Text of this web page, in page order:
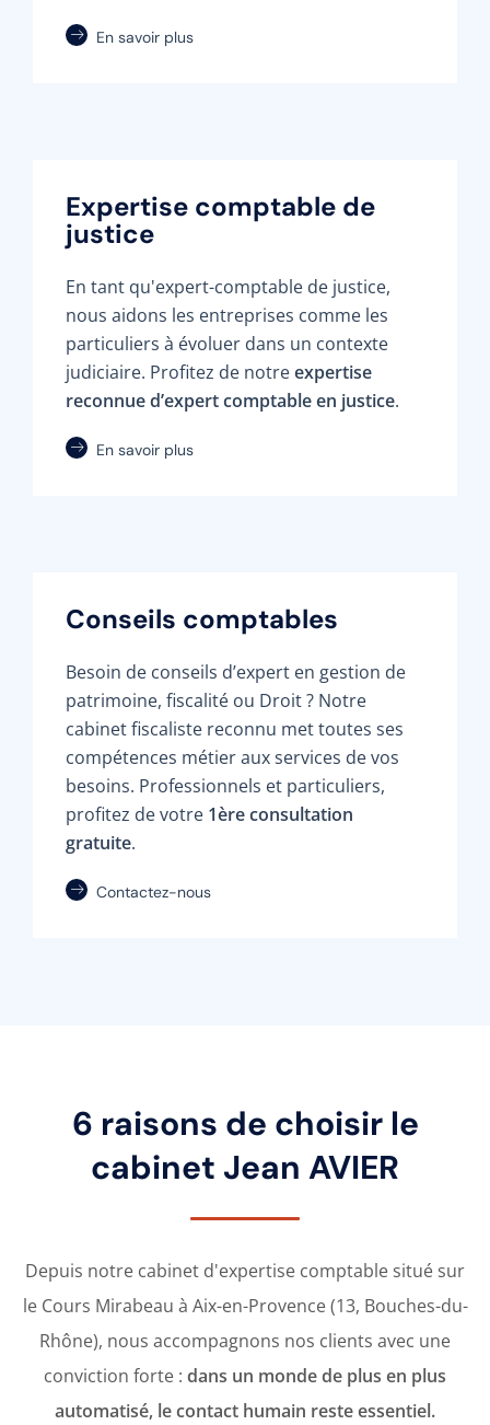
En savoir plus
Expertise comptable de
justice
En tant qu'expert-comptable de justice,
nous aidons les entreprises comme les
particuliers à évoluer dans un contexte
judiciaire. Profitez de notreexpertise
reconnue d’expert comptable en justice.
En savoir plus
Conseils comptables
Besoin de conseils d’expert en gestion de
patrimoine, fiscalité ou Droit ? Notre
cabinet fiscaliste reconnu met toutes ses
compétences métier aux services de vos
besoins. Professionnels et particuliers,
profitez de votre 1ère consultation
gratuite.
Contactez-nous
6 raisons de choisir le
cabinet Jean AVIER
Depuis notre cabinet d'expertise comptable situé sur
le Cours Mirabeau à Aix-en-Provence (13, Bouches-du-
Rhône), nous accompagnons nos clients avec une
conviction forte : dans un monde de plus en plus
automatisé, le contact humain reste essentiel.